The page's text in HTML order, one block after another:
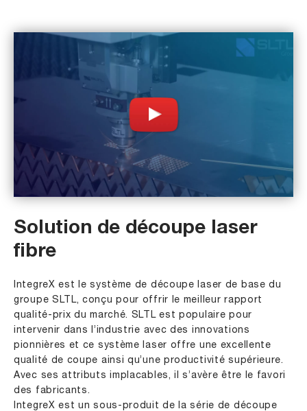
Solution de découpe laser
fibre
IntegreX est le système de découpe laser de base du
groupe SLTL, conçu pour offrir le meilleur rapport
qualité-prix du marché. SLTL est populaire pour
intervenir dans l’industrie avec des innovations
pionnières et ce système laser offre une excellente
qualité de coupe ainsi qu’une productivité supérieure.
Avec ses attributs implacables, il s’avère être le favori
des fabricants.
IntegreX est un sous-produit de la série de découpe